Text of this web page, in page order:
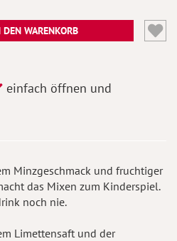
DEN WARENKORB
einfach öffnen und
Minzgeschmack und fruchtiger
das Mixen zum Kinderspiel.
noch nie.
Limettensaft und der